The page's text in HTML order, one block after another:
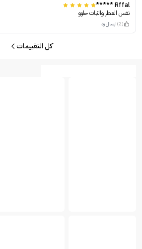
Rffal *****
نفس العطر والثبات حلوو
(2) ارسال رد
كل التقييمات